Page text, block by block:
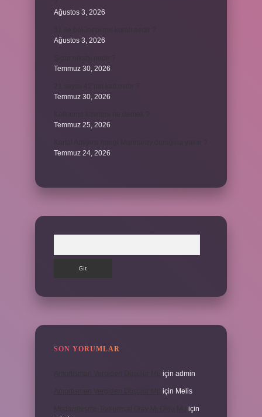
Ağustos 3, 2026
Ağustos 3, 2026
Temmuz 30, 2026
Temmuz 30, 2026
Temmuz 25, 2026
Temmuz 24, 2026
SON YORUMLAR
için admin
için Melis
için